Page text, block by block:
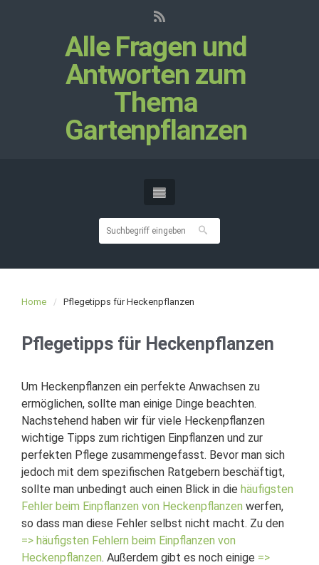
Alle Fragen und
Antworten zum
Thema
Gartenpflanzen
Home Pflegetipps für Heckenpflanzen
Pflegetipps für Heckenpflanzen
Um Heckenpflanzen ein perfekte Anwachsen zu
ermöglichen, sollte man einige Dinge beachten.
Nachstehend haben wir für viele Heckenpflanzen
wichtige Tipps zum richtigen Einpflanzen und zur
perfekten Pflege zusammengefasst. Bevor man sich
jedoch mit dem spezifischen Ratgebern beschäftigt,
sollte man unbedingt auch einen Blick in die häufigsten
Fehler beim Einpflanzen von Heckenpflanzen werfen,
so dass man diese Fehler selbst nicht macht. Zu den
=> häufigsten Fehlern beim Einpflanzen von
Heckenpflanzen. Außerdem gibt es noch einige =>